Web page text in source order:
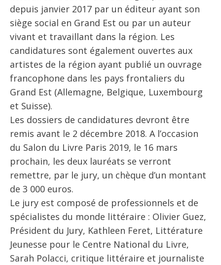
depuis janvier 2017 par un éditeur ayant son
siège social en Grand Est ou par un auteur
vivant et travaillant dans la région. Les
candidatures sont également ouvertes aux
artistes de la région ayant publié un ouvrage
francophone dans les pays frontaliers du
Grand Est (Allemagne, Belgique, Luxembourg
et Suisse).
Les dossiers de candidatures devront être
remis avant le 2 décembre 2018. A l’occasion
du Salon du Livre Paris 2019, le 16 mars
prochain, les deux lauréats se verront
remettre, par le jury, un chèque d’un montant
de 3 000 euros.
Le jury est composé de professionnels et de
spécialistes du monde littéraire : Olivier Guez,
Président du Jury, Kathleen Feret, Littérature
Jeunesse pour le Centre National du Livre,
Sarah Polacci, critique littéraire et journaliste